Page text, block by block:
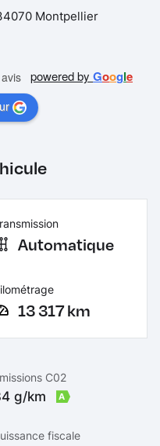
Montpellier
powered by Google
Automatique
13 317 km
C02
g/km A
fiscale